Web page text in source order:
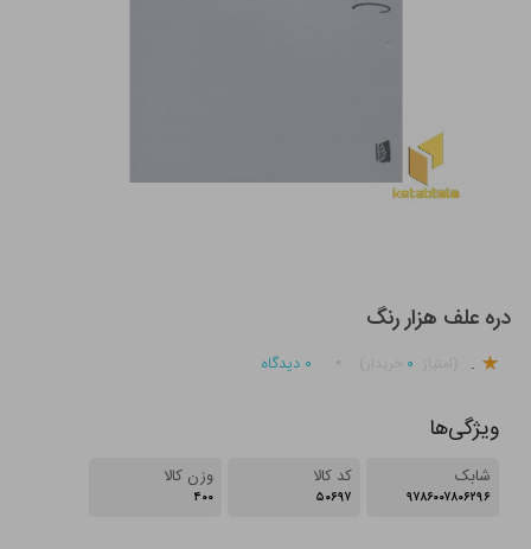
دره علف هزار رنگ
. ۰ ۰ دیدگاه
ویژگی‌ها
شابک
۹۷۸۶۰۰۷۸۰۶۲۹۶
کد کالا
۵۰۶۹۷
وزن کالا
۴۰۰